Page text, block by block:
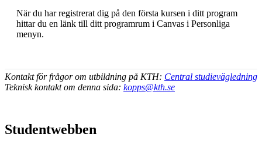
När du har registrerat dig på den första kursen i ditt program
hittar du en länk till ditt programrum i Canvas i Personliga
menyn.
Kontakt för frågor om utbildning på KTH: Central studievägledning
Teknisk kontakt om denna sida: kopps@kth.se
Studentwebben